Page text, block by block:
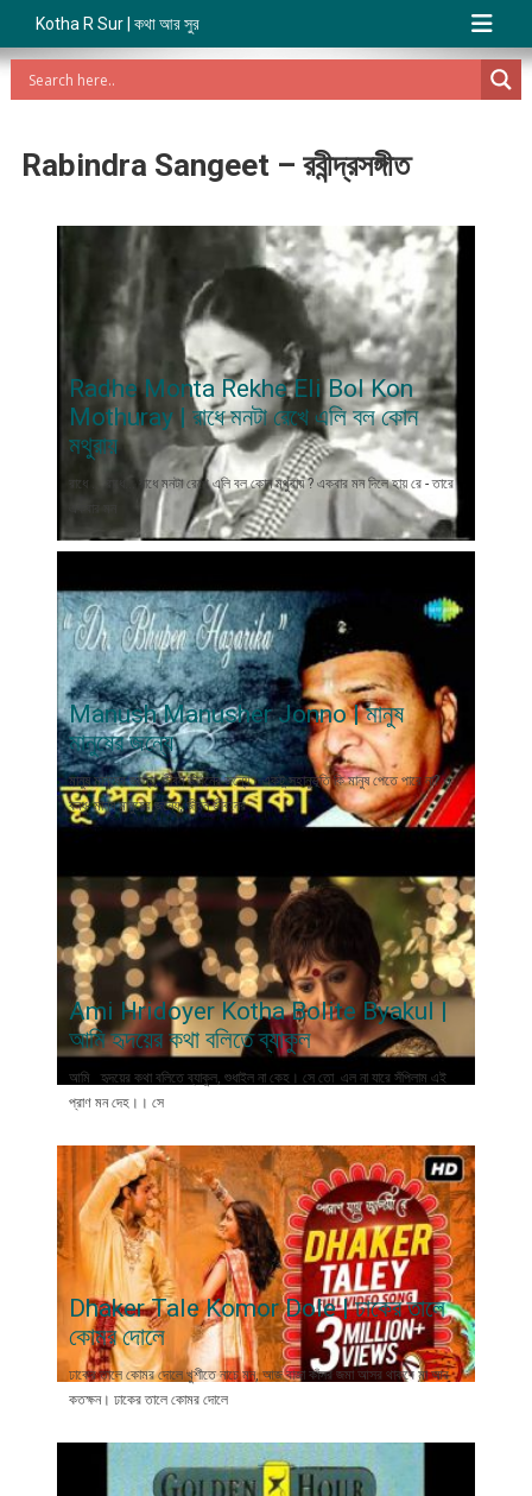
Kotha R Sur | কথা আর সুর
Rabindra Sangeet – রবীন্দ্রসঙ্গীত
Radhe Monta Rekhe Eli Bol Kon
Mothuray | রাধে মনটা রেখে এলি বল কোন
মথুরায়
রাধে ... রাধে... রাধে মনটা রেখে এলি বল কোন মথুরায় ? একবার মন দিলে হায় রে - তারে
একবার মন
Manush Manusher Jonno | মানুষ
মানুষের জন্যে
মানুষ মানুষের জন্যে, জীবন জীবনের জন্যে। একটু সহানুভূতি কি মানুষ পেতে পারে না? ও
বন্ধু- মানুষ মানুষের জন্যে, জীবন জীবনের
Ami Hridoyer Kotha Bolite Byakul |
আমি হৃদয়ের কথা বলিতে ব্যাকুল
আমি হৃদয়ের কথা বলিতে ব্যাকুল, শুধাইল না কেহ। সে তো এল না যারে সঁপিলাম এই
প্রাণ মন দেহ।। সে
Dhaker Tale Komor Dole | ঢাকের তালে
কোমর দোলে
ঢাকের তালে কোমর দোলে খুশীতে নাচে মন, আজ বাজা কাঁসর জমা আসর থাকবে মা আর
কতক্ষন। ঢাকের তালে কোমর দোলে